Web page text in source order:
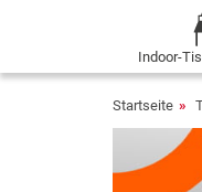
Indoor-
Startseite